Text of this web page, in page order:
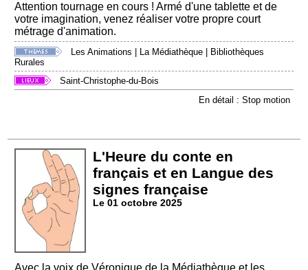
Attention tournage en cours ! Armé d'une tablette et de
votre imagination, venez réaliser votre propre court
métrage d'animation.
Les Animations | La Médiathèque | Bibliothèques
Rurales
Saint-Christophe-du-Bois
En détail : Stop motion
L'Heure du conte en
français et en Langue des
signes française
Le 01 octobre 2025
Avec la voix de Véronique de la Médiathèque et les